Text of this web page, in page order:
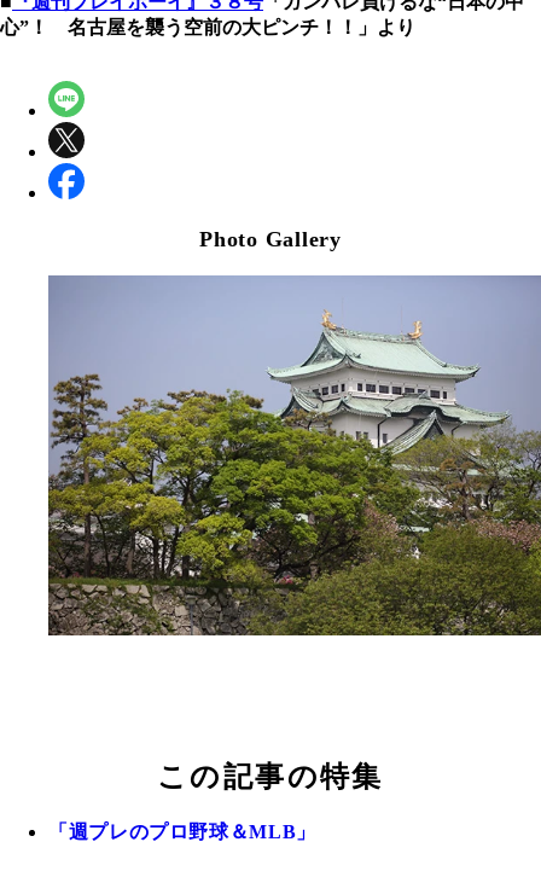
心”！ 名古屋を襲う空前の大ピンチ！！」より
Photo Gallery
この記事の特集
「週プレのプロ野球＆MLB」